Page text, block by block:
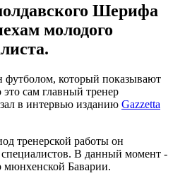
Шерифа
молодого
который показывают
сам главный тренер
в интервью изданию Gazzetta
тренерской работы он
В данный момент -
мюнхенской Баварии.